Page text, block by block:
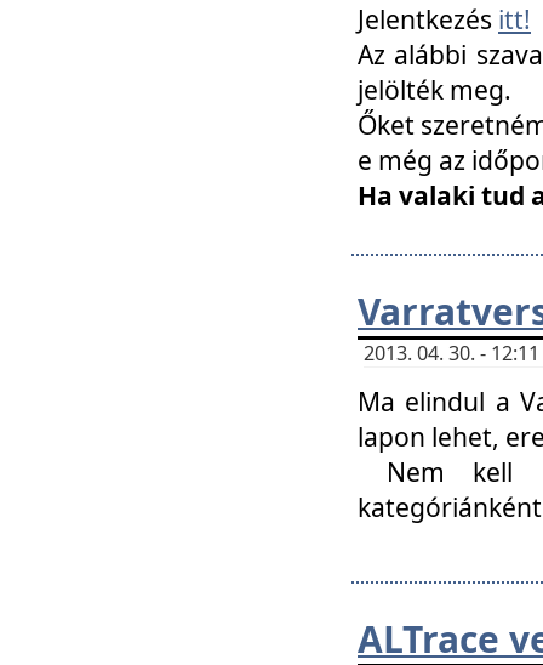
Jelentkezés itt!
Az alábbi
jelölték meg.
Őket
e még az
Ha valaki tud
2013. 04. 30. -
Ma elindul a
lapon lehet,
Nem kell
ALTrace